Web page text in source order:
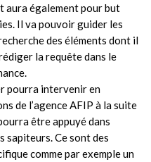
aura également pour but
Il va pouvoir guider les
des éléments dont il
la requête dans le
pourra intervenir en
de l’agence AFIP à la suite
pourra être appuyé dans
sapiteurs. Ce sont des
comme par exemple un